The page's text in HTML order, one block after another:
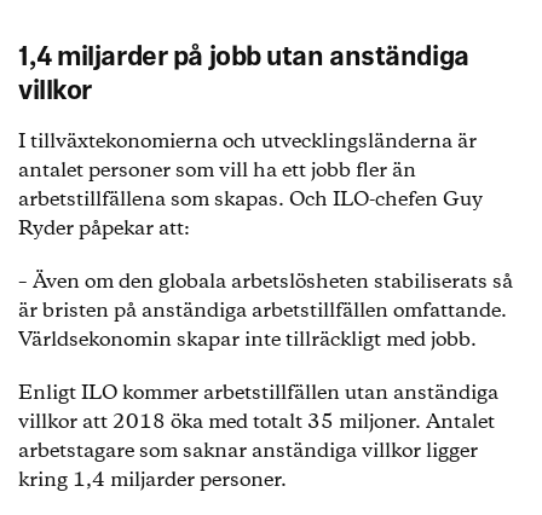
1,4 miljarder på jobb utan anständiga
villkor
I tillväxtekonomierna och utvecklingsländerna är
antalet personer som vill ha ett jobb fler än
arbetstillfällena som skapas. Och ILO-chefen Guy
Ryder påpekar att:
– Även om den globala arbetslösheten stabiliserats så
är bristen på anständiga arbetstillfällen omfattande.
Världsekonomin skapar inte tillräckligt med jobb.
Enligt ILO kommer arbetstillfällen utan anständiga
villkor att 2018 öka med totalt 35 miljoner. Antalet
arbetstagare som saknar anständiga villkor ligger
kring 1,4 miljarder personer.